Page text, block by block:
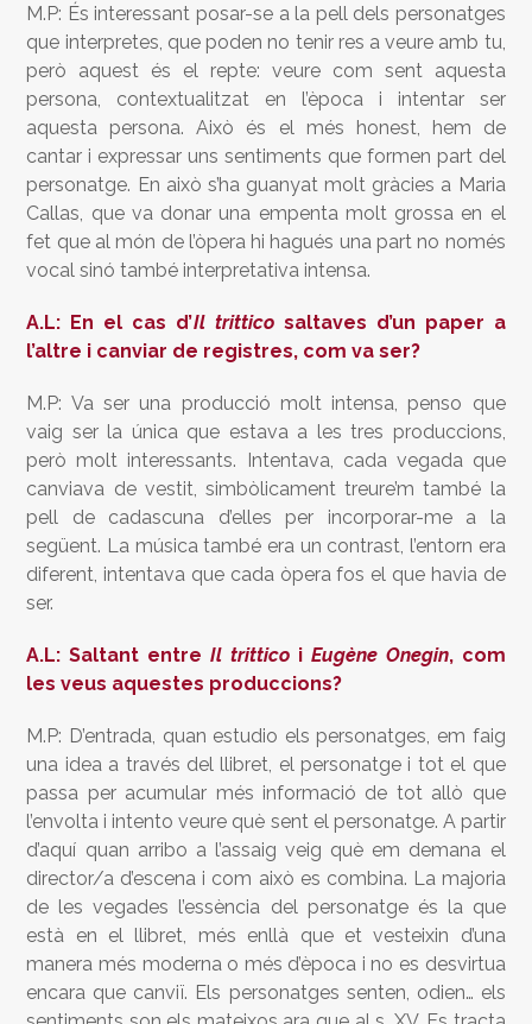
M.P: És interessant posar-se a la pell dels personatges
que interpretes, que poden no tenir res a veure amb tu,
però aquest és el repte: veure com sent aquesta
persona, contextualitzat en l’època i intentar ser
aquesta persona. Això és el més honest, hem de
cantar i expressar uns sentiments que formen part del
personatge. En això s’ha guanyat molt gràcies a Maria
Callas, que va donar una empenta molt grossa en el
fet que al món de l’òpera hi hagués una part no només
vocal sinó també interpretativa intensa.
A.L: En el cas d’Il trittico saltaves d’un paper a
l’altre i canviar de registres, com va ser?
M.P: Va ser una producció molt intensa, penso que
vaig ser la única que estava a les tres produccions,
però molt interessants. Intentava, cada vegada que
canviava de vestit, simbòlicament treure’m també la
pell de cadascuna d’elles per incorporar-me a la
següent. La música també era un contrast, l’entorn era
diferent, intentava que cada òpera fos el que havia de
ser.
A.L: Saltant entreIl trittico i Eugène Onegin, com
les veus aquestes produccions?
M.P: D’entrada, quan estudio els personatges, em faig
una idea a través del llibret, el personatge i tot el que
passa per acumular més informació de tot allò que
l’envolta i intento veure què sent el personatge. A partir
d’aquí quan arribo a l’assaig veig què em demana el
director/a d’escena i com això es combina. La majoria
de les vegades l’essència del personatge és la que
està en el llibret, més enllà que et vesteixin d’una
manera més moderna o més d’època i no es desvirtua
encara que canviï. Els personatges senten, odien… els